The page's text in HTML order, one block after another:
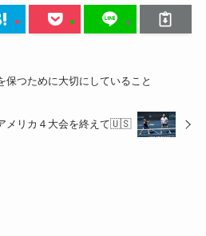
保つために大切にしていること
メリカ４大会を終えて🇺🇸